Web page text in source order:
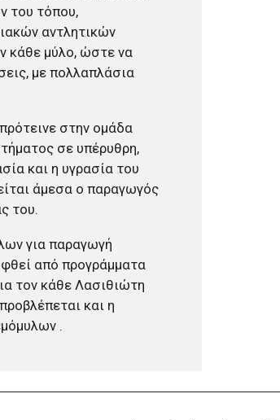
του τόπου,
αντλητικών
κάθε μύλο, ώστε να
με πολλαπλάσια
στην ομάδα
σε υπέρυθρη,
και η υγρασία του
άμεσα ο παραγωγός
του.
για παραγωγή
από προγράμματα
τον κάθε Λασιθιώτη
και η
.